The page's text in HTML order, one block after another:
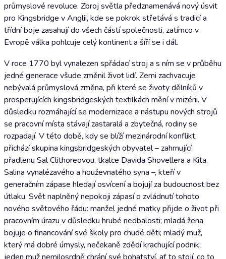
průmyslové revoluce. Zbroj světla předznamenává nový úsvit
pro Kingsbridge v Anglii, kde se pokrok střetává s tradicí a
třídní boje zasahují do všech částí společnosti, zatímco v
Evropě válka pohlcuje celý kontinent a šíří se i dál.
V roce 1770 byl vynalezen spřádací stroj a s ním se v průběhu
jedné generace všude změnil život lidí. Zemi zachvacuje
nebývalá průmyslová změna, při které se životy dělníků v
prosperujících kingsbridgeských textilkách mění v mizérii. V
důsledku rozmáhající se modernizace a nástupu nových strojů
se pracovní místa stávají zastaralá a zbytečná, rodiny se
rozpadají. V této době, kdy se blíží mezinárodní konflikt,
přichází skupina kingsbridgeských obyvatel – zahrnující
přadlenu Sal Clithoreovou, tkalce Davida Shovellera a Kita,
Salina vynalézavého a houževnatého syna –, kteří v
generačním zápase hledají osvícení a bojují za budoucnost bez
útlaku. Svět naplněný nepokoji zápasí o zvládnutí tohoto
nového světového řádu: manžel jedné matky přijde o život při
pracovním úrazu v důsledku hrubé nedbalosti; mladá žena
bojuje o financování své školy pro chudé děti; mladý muž,
který má dobré úmysly, nečekaně zdědí krachující podnik;